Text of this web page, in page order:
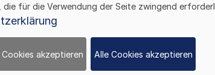
In Kraft
die für die Verwendung der Seite zwingend
akzeptieren Alle Cookies akzeptieren